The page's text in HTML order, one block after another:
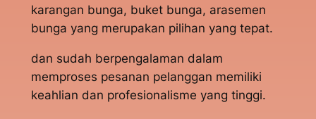
karangan bunga, buket bunga, arasemen
bunga yang merupakan pilihan yang tepat.
dan sudah berpengalaman dalam
memproses pesanan pelanggan memiliki
keahlian dan profesionalisme yang tinggi.